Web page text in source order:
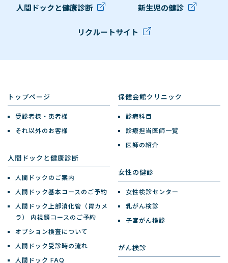
人間ドックと健康診断 新生児の健診
リクルートサイト
トップページ
受診者様・患者様
それ以外のお客様
人間ドックと健康診断
人間ドックのご案内
人間ドック基本コースのご予約
人間ドック上部消化管（胃カメ
ラ）
内視鏡コースのご予約
オプション検査について
人間ドック受診時の流れ
人間ドック FAQ
保健会館クリニック
診療科目
診療担当医師一覧
医師の紹介
女性の健診
女性検診センター
乳がん検診
子宮がん検診
がん検診